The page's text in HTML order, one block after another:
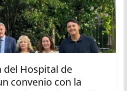
del Hospital de
convenio con la